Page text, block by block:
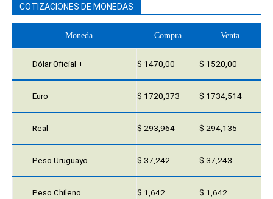
COTIZACIONES DE MONEDAS
Moneda Compra Venta
Dólar Oficial + $ 1470,00 $ 1520,00
Euro $ 1720,373 $ 1734,514
Real $ 293,964 $ 294,135
Peso Uruguayo $ 37,242 $ 37,243
Peso Chileno $ 1,642 $ 1,642